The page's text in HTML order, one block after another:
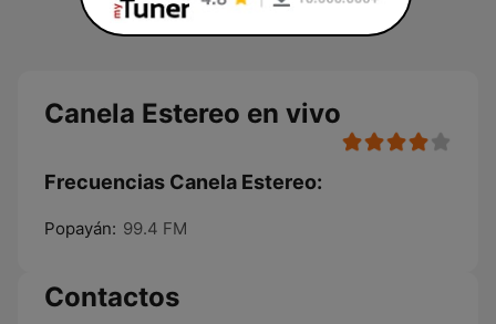
Canela Estereo en vivo
Frecuencias Canela Estereo:
Popayán: 99.4 FM
Contactos